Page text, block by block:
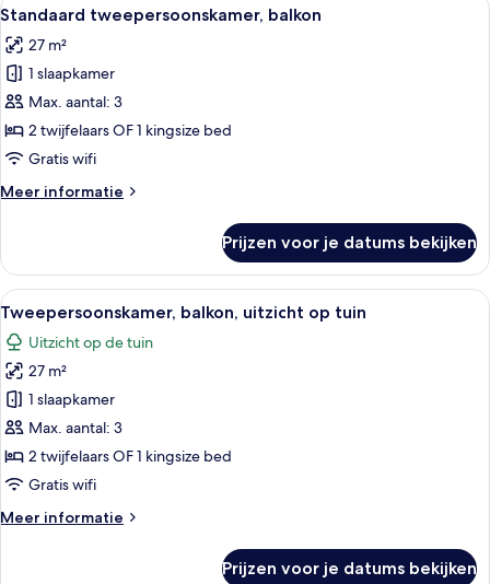
foto's
voor
Standaard
tweepersoonskamer,
balkon
laden
3
Standaard tweepersoonskamer, balkon
27 m²
1 slaapkamer
Max. aantal: 3
2 twijfelaars OF 1 kingsize bed
Gratis wifi
Meer informatie
Meer
tweepersoonskamer,
balkon
Prijzen voor je datums bekijken
Alle
foto's
voor
Tweepersoonskamer,
balkon,
uitzicht
op
tuin
Hotelkamer met een bed, bureau,
3
Tweepersoonskamer, balkon, uitzicht op tuin
Uitzicht op de tuin
27 m²
1 slaapkamer
Max. aantal: 3
2 twijfelaars OF 1 kingsize bed
Gratis wifi
Meer informatie
Meer
Prijzen voor je datums bekijken